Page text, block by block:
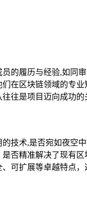
的履历与经验,如同
在区块链领域的专业
往是项目迈向成功的
技术,是否宛如夜空
否精准解决了现有区
可扩展等卓越特点，